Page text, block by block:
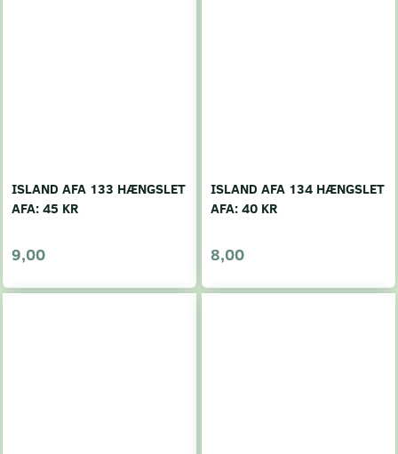
ISLAND AFA 133 HÆNGSLET
AFA: 45 KR
9,00
ISLAND AFA 134 HÆNGSLET
AFA: 40 KR
8,00